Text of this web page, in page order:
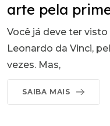
arte pela
Você já deve ter
Leonardo da Vinci,
vezes. Mas,
SAIBA MAIS